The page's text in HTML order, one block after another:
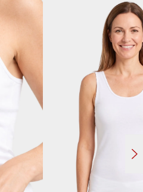
des hohen Stoffgewichts (180